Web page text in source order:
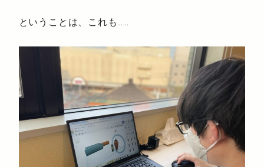
ということは、これも……